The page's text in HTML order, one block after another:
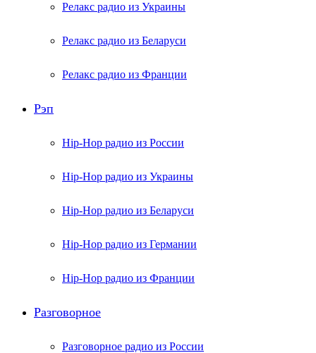
Релакс радио из Украины
Релакс радио из Беларуси
Релакс радио из Франции
Рэп
Hip-Hop радио из России
Hip-Hop радио из Украины
Hip-Hop радио из Беларуси
Hip-Hop радио из Германии
Hip-Hop радио из Франции
Разговорное
Разговорное радио из России